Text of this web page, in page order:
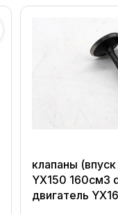
клапаны
YX150 160см3 d=23 28 (l=72 73)
двигатель